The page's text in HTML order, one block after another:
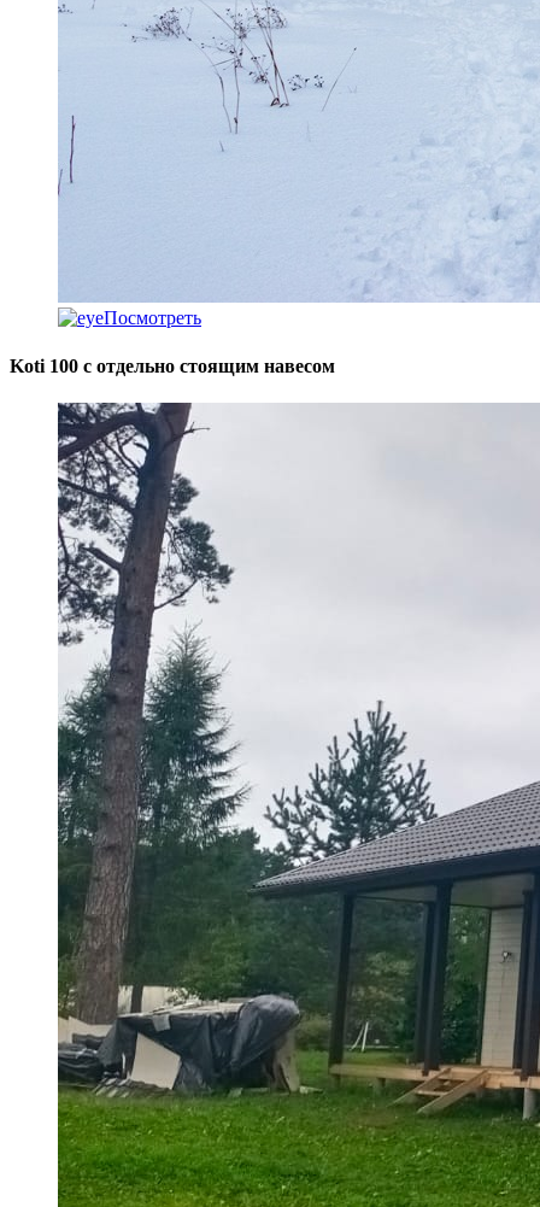
Посмотреть
Koti 100 с отдельно стоящим навесом